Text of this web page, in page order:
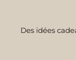
Des idées